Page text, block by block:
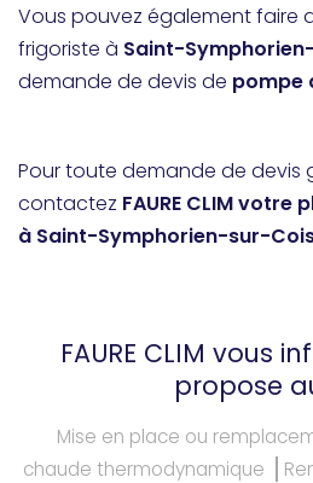
Vous pouvez également faire
frigoriste à Saint-
demande de devis de pompe
Pour toute demande de devis
contactez FAURE CLIM
à Saint-Symphorien-sur-
FAURE CLIM vous
propose
Mise en place ou
chaude thermodynamique